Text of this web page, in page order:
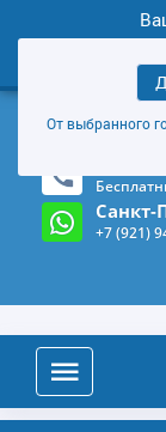
От выбранного
+7
Магазин
Санкт-
+7 (921)